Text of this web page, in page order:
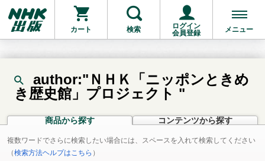
カート 検索
ログイン
会員登録
メニュー
author:"ＮＨＫ「ニッポンときめ
き歴史館」プロジェクト "
商品から探す コンテンツから探す
複数ワードでさらに検索したい場合には、スペースを入れて検索してください
（検索方法ヘルプはこちら ）